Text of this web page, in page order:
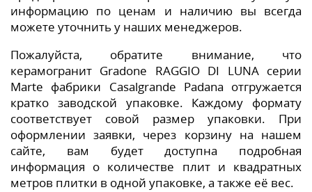
информацию по ценам и наличию вы всегда
можете уточнить у наших менеджеров.
Пожалуйста, обратите внимание, что
керамогранит Gradone RAGGIO DI LUNA серии
Marte фабрики Casalgrande Padana отгружается
кратко заводской упаковке. Каждому формату
соответствует совой размер упаковки. При
оформлении заявки, через корзину на нашем
сайте, вам будет доступна подробная
информация о количестве плит и квадратных
метров плитки в одной упаковке, а также её вес.